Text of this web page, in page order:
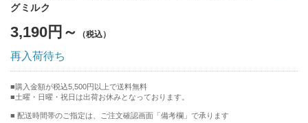
グミルク
3,190円～
再入荷待ち
購入金額が税込5,500円以上で送料無料
土曜・日曜・祝日は出荷お休みとなっております。
■ 配送時間帯のご指定は、ご注文確認画面「備考欄」で承ります